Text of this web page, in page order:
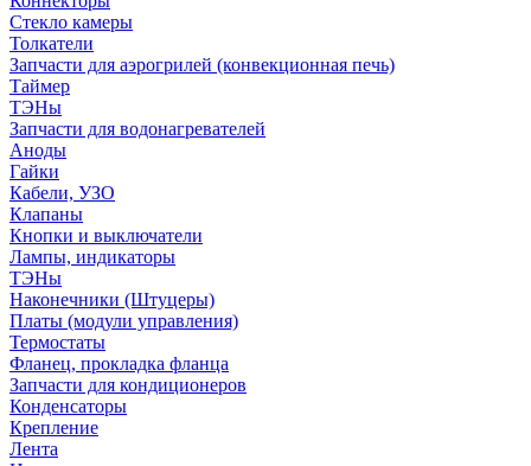
Стекло камеры
Толкатели
Запчасти для аэрогрилей (конвекционная печь)
Таймер
ТЭНы
Запчасти для водонагревателей
Аноды
Гайки
Кабели, УЗО
Клапаны
Кнопки и выключатели
Лампы, индикаторы
ТЭНы
Наконечники (Штуцеры)
Платы (модули управления)
Термостаты
Фланец, прокладка фланца
Запчасти для кондиционеров
Конденсаторы
Крепление
Лента